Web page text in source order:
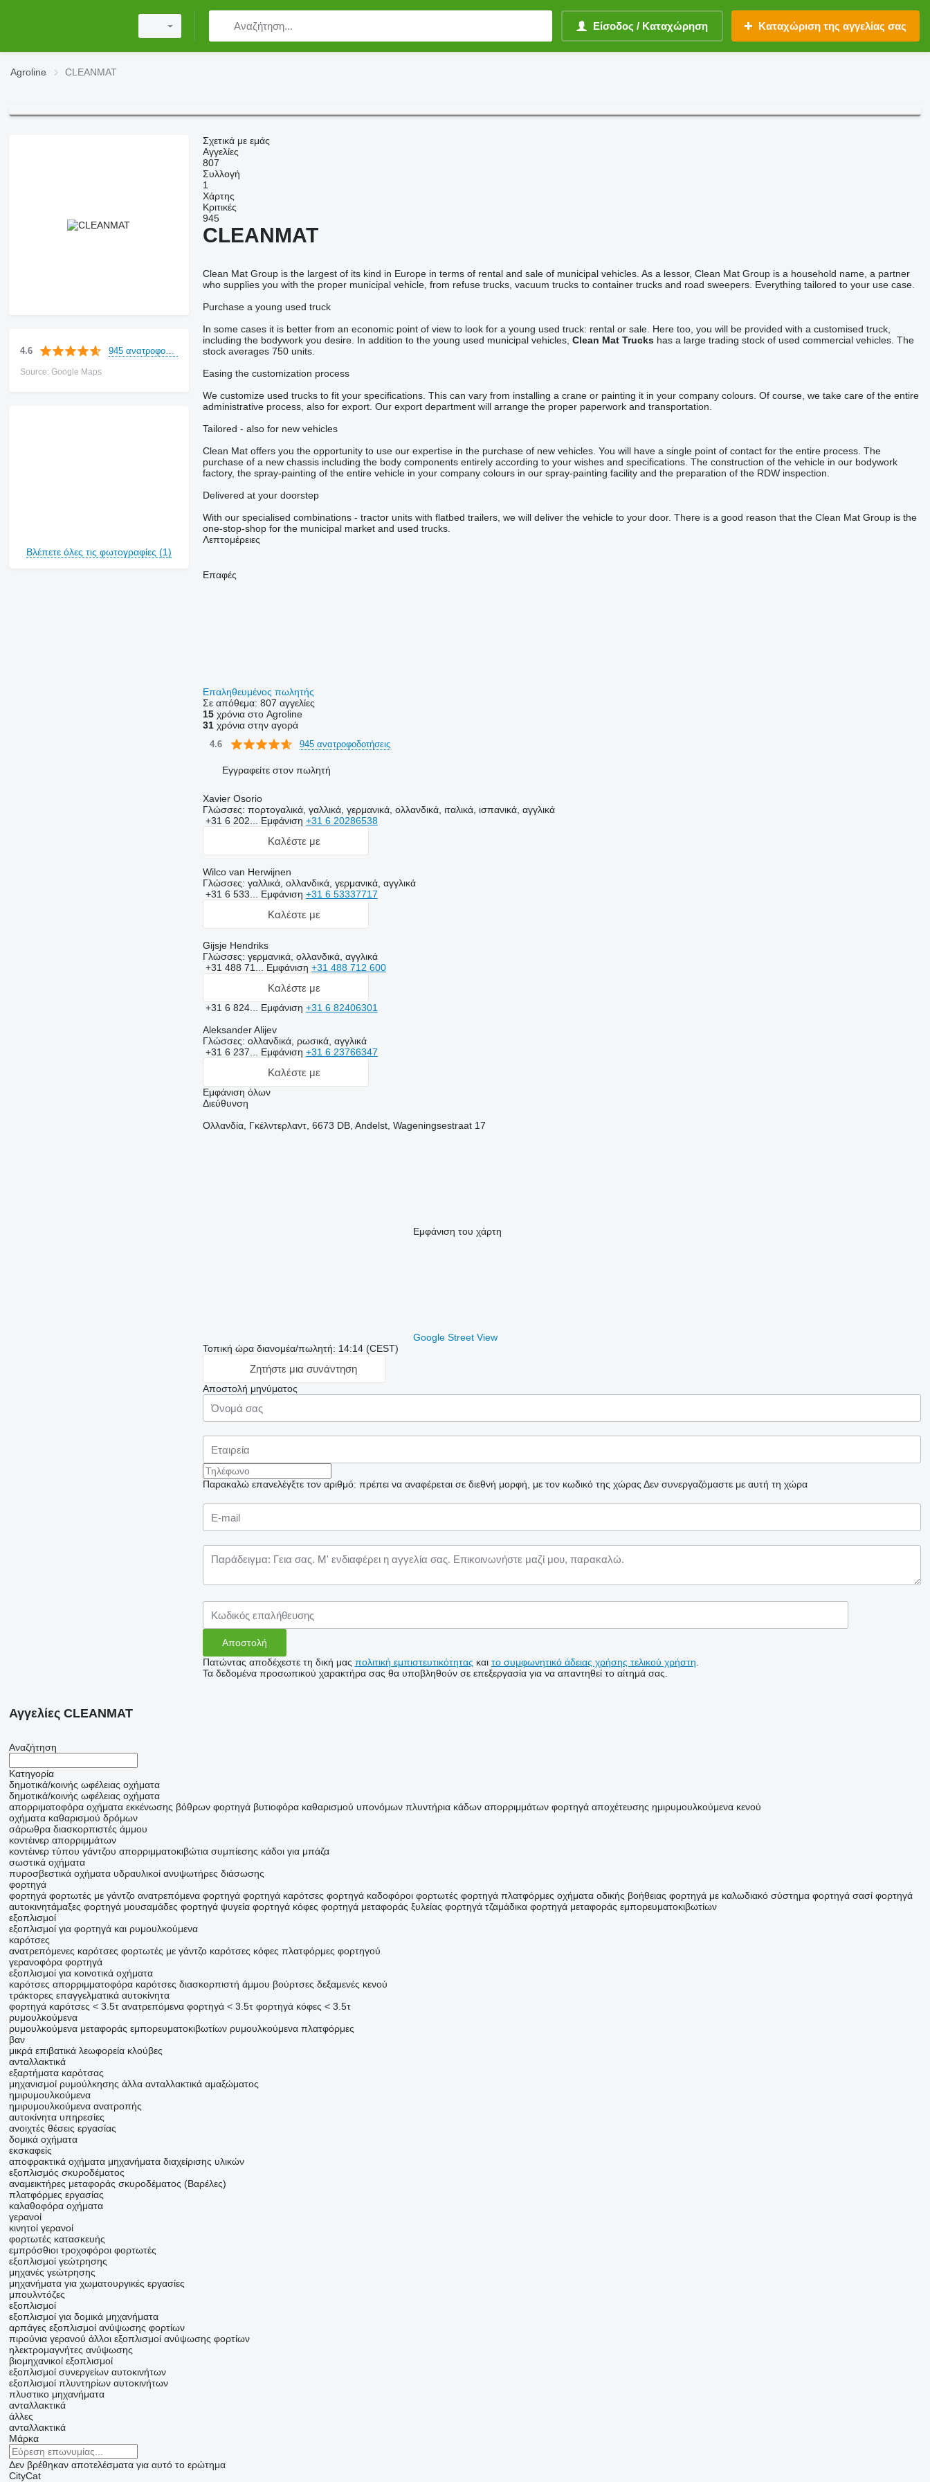
Είσοδος / Καταχώρηση Καταχώριση της αγγελίας σας
Agroline CLEANMAT
4.6 945 ανατροφοδοτήσεις
Source: Google Maps
Βλέπετε όλες τις φωτογραφίες (1)
Σχετικά με εμάς
Αγγελίες
807
Συλλογή
1
Χάρτης
Κριτικές
945
CLEANMAT
Clean Mat Group is the largest of its kind in Europe in terms of rental and sale of municipal vehicles. As a lessor, Clean Mat Group is a household name, a partner
who supplies you with the proper municipal vehicle, from refuse trucks, vacuum trucks to container trucks and road sweepers. Everything tailored to your use case.
Purchase a young used truck
In some cases it is better from an economic point of view to look for a young used truck: rental or sale. Here too, you will be provided with a customised truck,
including the bodywork you desire. In addition to the young used municipal vehicles, Clean Mat Truckshas a large trading stock of used commercial vehicles. The
stock averages 750 units.
Easing the customization process
We customize used trucks to fit your specifications. This can vary from installing a crane or painting it in your company colours. Of course, we take care of the entire
administrative process, also for export. Our export department will arrange the proper paperwork and transportation.
Tailored - also for new vehicles
Clean Mat offers you the opportunity to use our expertise in the purchase of new vehicles. You will have a single point of contact for the entire process. The
purchase of a new chassis including the body components entirely according to your wishes and specifications. The construction of the vehicle in our bodywork
factory, the spray-painting of the entire vehicle in your company colours in our spray-painting facility and the preparation of the RDW inspection.
Delivered at your doorstep
With our specialised combinations - tractor units with flatbed trailers, we will deliver the vehicle to your door. There is a good reason that the Clean Mat Group is the
one-stop-shop for the municipal market and used trucks.
Λεπτομέρειες
Επαφές
Επαληθευμένος πωλητής
Σε απόθεμα: 807 αγγελίες
15χρόνια στο Agroline
31χρόνια στην αγορά
4.6 945 ανατροφοδοτήσεις
Εγγραφείτε στον πωλητή
Xavier Osorio
Γλώσσες: πορτογαλικά, γαλλικά, γερμανικά, ολλανδικά, ιταλικά, ισπανικά, αγγλικά
+31 6 202... Εμφάνιση +31 6 20286538
Καλέστε με
Wilco van Herwijnen
Γλώσσες: γαλλικά, ολλανδικά, γερμανικά, αγγλικά
+31 6 533... Εμφάνιση +31 6 53337717
Καλέστε με
Gijsje Hendriks
Γλώσσες: γερμανικά, ολλανδικά, αγγλικά
+31 488 71... Εμφάνιση +31 488 712 600
Καλέστε με
+31 6 824... Εμφάνιση +31 6 82406301
Aleksander Alijev
Γλώσσες: ολλανδικά, ρωσικά, αγγλικά
+31 6 237... Εμφάνιση +31 6 23766347
Καλέστε με
Εμφάνιση όλων
Διεύθυνση
Ολλανδία, Γκέλντερλαντ, 6673 DB, Andelst, Wageningsestraat 17
Εμφάνιση του χάρτη
Google Street View
Τοπική ώρα διανομέα/πωλητή: 14:14 (CEST)
Ζητήστε μια συνάντηση
Αποστολή μηνύματος
Παρακαλώ επανελέγξτε τον αριθμό: πρέπει να αναφέρεται σε διεθνή μορφή, με τον κωδικό της χώρας Δεν συνεργαζόμαστε με αυτή τη χώρα
Πατώντας αποδέχεστε τη δική μας πολιτική εμπιστευτικότητας και το συμφωνητικό άδειας χρήσης τελικού χρήστη
Τα δεδομένα προσωπικού χαρακτήρα σας θα υποβληθούν σε επεξεργασία για να απαντηθεί το αίτημά σας.
Αγγελίες CLEANMAT
Αναζήτηση
Κατηγορία
δημοτικά/κοινής ωφέλειας οχήματα
δημοτικά/κοινής ωφέλειας οχήματα
απορριματοφόρα οχήματα εκκένωσης βόθρων φορτηγά βυτιοφόρα καθαρισμού υπονόμων πλυντήρια κάδων απορριμμάτων φορτηγά αποχέτευσης ημιρυμουλκούμενα κενού
οχήματα καθαρισμού δρόμων
σάρωθρα διασκορπιστές άμμου
κοντέινερ απορριμμάτων
κοντέινερ τύπου γάντζου απορριμματοκιβώτια συμπίεσης κάδοι για μπάζα
σωστικά οχήματα
πυροσβεστικά οχήματα υδραυλικοί ανυψωτήρες διάσωσης
φορτηγά
φορτηγά φορτωτές με γάντζο ανατρεπόμενα φορτηγά φορτηγά καρότσες φορτηγά καδοφόροι φορτωτές φορτηγά πλατφόρμες οχήματα οδικής βοήθειας φορτηγά με καλωδιακό σύστημα φορτηγά σασί φορτηγά
αυτοκινητάμαξες φορτηγά μουσαμάδες φορτηγά ψυγεία φορτηγά κόφες φορτηγά μεταφοράς ξυλείας φορτηγά τζαμάδικα φορτηγά μεταφοράς εμπορευματοκιβωτίων
εξοπλισμοί
εξοπλισμοί για φορτηγά και ρυμουλκούμενα
καρότσες
ανατρεπόμενες καρότσες φορτωτές με γάντζο καρότσες κόφες πλατφόρμες φορτηγού
γερανοφόρα φορτηγά
εξοπλισμοί για κοινοτικά οχήματα
καρότσες απορριμματοφόρα καρότσες διασκορπιστή άμμου βούρτσες δεξαμενές κενού
τράκτορες επαγγελματικά αυτοκίνητα
φορτηγά καρότσες < 3.5τ ανατρεπόμενα φορτηγά < 3.5τ φορτηγά κόφες < 3.5τ
ρυμουλκούμενα
ρυμουλκούμενα μεταφοράς εμπορευματοκιβωτίων ρυμουλκούμενα πλατφόρμες
βαν
μικρά επιβατικά λεωφορεία κλούβες
ανταλλακτικά
εξαρτήματα καρότσας
μηχανισμοί ρυμούλκησης άλλα ανταλλακτικά αμαξώματος
ημιρυμουλκούμενα
ημιρυμουλκούμενα ανατροπής
αυτοκίνητα υπηρεσίες
ανοιχτές θέσεις εργασίας
δομικά οχήματα
εκσκαφείς
αποφρακτικά οχήματα μηχανήματα διαχείρισης υλικών
εξοπλισμός σκυροδέματος
αναμεικτήρες μεταφοράς σκυροδέματος (Βαρέλες)
πλατφόρμες εργασίας
καλαθοφόρα οχήματα
γερανοί
κινητοί γερανοί
φορτωτές κατασκευής
εμπρόσθιοι τροχοφόροι φορτωτές
εξοπλισμοί γεώτρησης
μηχανές γεώτρησης
μηχανήματα για χωματουργικές εργασίες
μπουλντόζες
εξοπλισμοί
εξοπλισμοί για δομικά μηχανήματα
αρπάγες εξοπλισμοί ανύψωσης φορτίων
πιρούνια γερανού άλλοι εξοπλισμοί ανύψωσης φορτίων
ηλεκτρομαγνήτες ανύψωσης
βιομηχανικοί εξοπλισμοί
εξοπλισμοί συνεργείων αυτοκινήτων
εξοπλισμοί πλυντηρίων αυτοκινήτων
πλυστικο μηχανήματα
ανταλλακτικά
άλλες
ανταλλακτικά
Μάρκα
Δεν βρέθηκαν αποτελέσματα για αυτό το ερώτημα
CityCat